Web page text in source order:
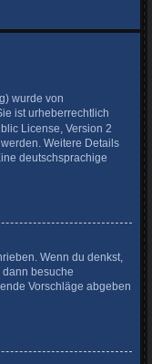
wurde von
ist urheberrechtlich
License, Version 2
Weitere Details
deutschsprachige
Wenn du denkst,
besuche
Vorschläge abgeben